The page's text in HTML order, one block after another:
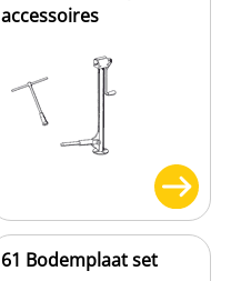
accessoires
61 Bodemplaat set